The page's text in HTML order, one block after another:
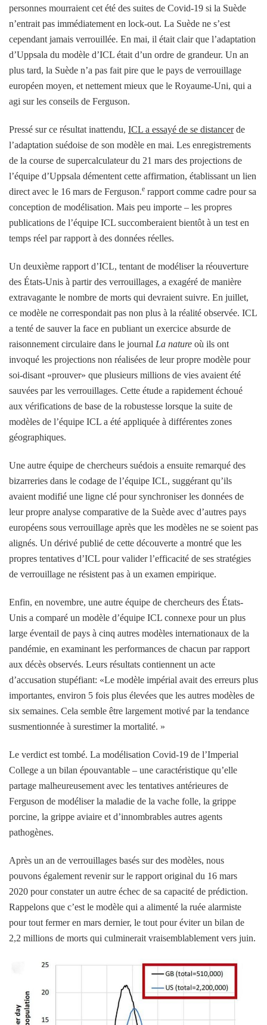
personnes mourraient cet été des suites de Covid-19 si la Suède
n’entrait pas immédiatement en lock-out. La Suède ne s’est
cependant jamais verrouillée. En mai, il était clair que l’adaptation
d’Uppsala du modèle d’ICL était d’un ordre de grandeur. Un an
plus tard, la Suède n’a pas fait pire que le pays de verrouillage
européen moyen, et nettement mieux que le Royaume-Uni, qui a
agi sur les conseils de Ferguson.
Pressé sur ce résultat inattendu, ICL a essayé de se distancerde
l’adaptation suédoise de son modèle en mai. Les enregistrements
de la course de supercalculateur du 21 mars des projections de
l’équipe d’Uppsala démentent cette affirmation, établissant un lien
direct avec le 16 mars de Ferguson.e rapport comme cadre pour sa
conception de modélisation. Mais peu importe – les propres
publications de l’équipe ICL succomberaient bientôt à un test en
temps réel par rapport à des données réelles.
Un deuxième rapport d’ICL, tentant de modéliser la réouverture
des États-Unis à partir des verrouillages, a exagéré de manière
extravagante le nombre de morts qui devraient suivre. En juillet,
ce modèle ne correspondait pas non plus à la réalité observée. ICL
a tenté de sauver la face en publiant un exercice absurde de
raisonnement circulaire dans le journal La nature où ils ont
invoqué les projections non réalisées de leur propre modèle pour
soi-disant «prouver» que plusieurs millions de vies avaient été
sauvées par les verrouillages. Cette étude a rapidement échoué
aux vérifications de base de la robustesse lorsque la suite de
modèles de l’équipe ICL a été appliquée à différentes zones
géographiques.
Une autre équipe de chercheurs suédois a ensuite remarqué des
bizarreries dans le codage de l’équipe ICL, suggérant qu’ils
avaient modifié une ligne clé pour synchroniser les données de
leur propre analyse comparative de la Suède avec d’autres pays
européens sous verrouillage après que les modèles ne se soient pas
alignés. Un dérivé publié de cette découverte a montré que les
propres tentatives d’ICL pour valider l’efficacité de ses stratégies
de verrouillage ne résistent pas à un examen empirique.
Enfin, en novembre, une autre équipe de chercheurs des États-
Unis a comparé un modèle d’équipe ICL connexe pour un plus
large éventail de pays à cinq autres modèles internationaux de la
pandémie, en examinant les performances de chacun par rapport
aux décès observés. Leurs résultats contiennent un acte
d’accusation stupéfiant: «Le modèle impérial avait des erreurs plus
importantes, environ 5 fois plus élevées que les autres modèles de
six semaines. Cela semble être largement motivé par la tendance
susmentionnée à surestimer la mortalité. »
Le verdict est tombé. La modélisation Covid-19 de l’Imperial
College a un bilan épouvantable – une caractéristique qu’elle
partage malheureusement avec les tentatives antérieures de
Ferguson de modéliser la maladie de la vache folle, la grippe
porcine, la grippe aviaire et d’innombrables autres agents
pathogènes.
Après un an de verrouillages basés sur des modèles, nous
pouvons également revenir sur le rapport original du 16 mars
2020 pour constater un autre échec de sa capacité de prédiction.
Rappelons que c’est le modèle qui a alimenté la ruée alarmiste
pour tout fermer en mars dernier, le tout pour éviter un bilan de
2,2 millions de morts qui culminerait vraisemblablement vers juin.